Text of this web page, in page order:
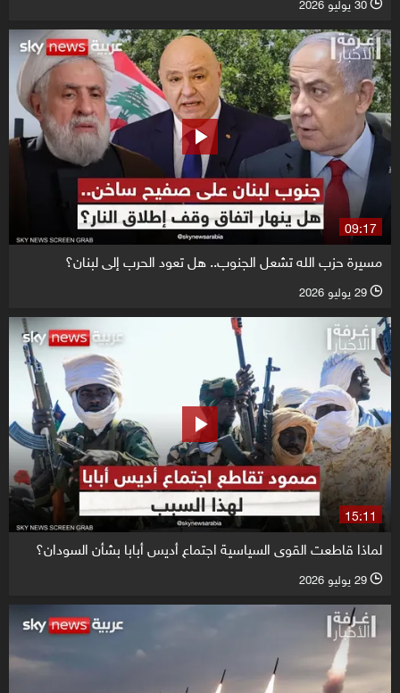
l
09:17
مسيرة حزب الله تشعل الجنوب.. هل تعود الحرب إلى لبنان؟
l 29 يوليو 2026
15:11
لماذا قاطعت القوى السياسية اجتماع أديس أبابا بشأن السودان؟
l 29 يوليو 2026